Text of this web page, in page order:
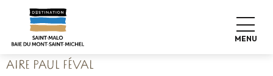
contenu
MENU
Home Koffers pakken
Campings
Aire Paul Féval
AIRE PAUL FÉVAL